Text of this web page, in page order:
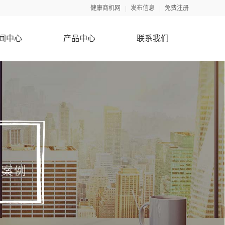
健康商机网 发布信息 免费注册
中心 产品中心 联系我们